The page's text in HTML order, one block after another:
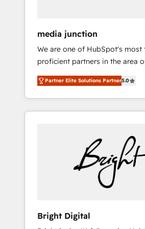
media junction
We are one of HubSpot's most
proficient partners in the area
platforming, website design &
We specialize in multi-hub
for mid-market & enterprise
are woman-owned, powered
Impact Award 🏆2022 Technical
Impact Award 🏆2022 Platform
Excellence Impact Award
Solutions Partner 🏆2019
Website Design HubSpot
Partner Elite Solutions Partner5.0
Bright Digital